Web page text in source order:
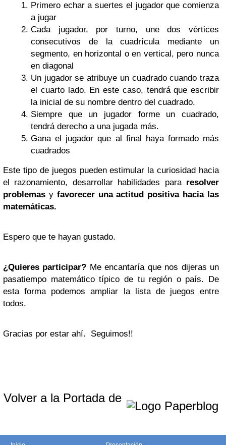
Primero echar a suertes el jugador que comienza
a jugar
Cada jugador, por turno, une dos vértices
consecutivos de la cuadrícula mediante un
segmento, en horizontal o en vertical, pero nunca
en diagonal
Un jugador se atribuye un cuadrado cuando traza
el cuarto lado. En este caso, tendrá que escribir
la inicial de su nombre dentro del cuadrado.
Siempre que un jugador forme un cuadrado,
tendrá derecho a una jugada más.
Gana el jugador que al final haya formado más
cuadrados
Este tipo de juegos pueden estimular la curiosidad hacia
el razonamiento, desarrollar habilidades para resolver
problemas y favorecer una actitud positiva hacia las
matemáticas.
Espero que te hayan gustado.
¿Quieres participar? Me encantaría que nos dijeras un
pasatiempo matemático típico de tu región o país. De
esta forma podemos ampliar la lista de juegos entre
todos.
Gracias por estar ahí. Seguimos!!
Volver a la Portada de